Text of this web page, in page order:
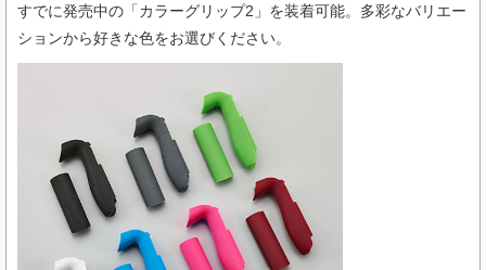
すでに発売中の「カラーグリップ2」を装着可能。多彩なバリエー
ションから好きな色をお選びください。